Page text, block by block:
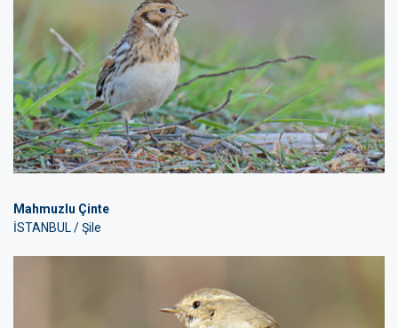
Mahmuzlu Çinte
İSTANBUL / Şile